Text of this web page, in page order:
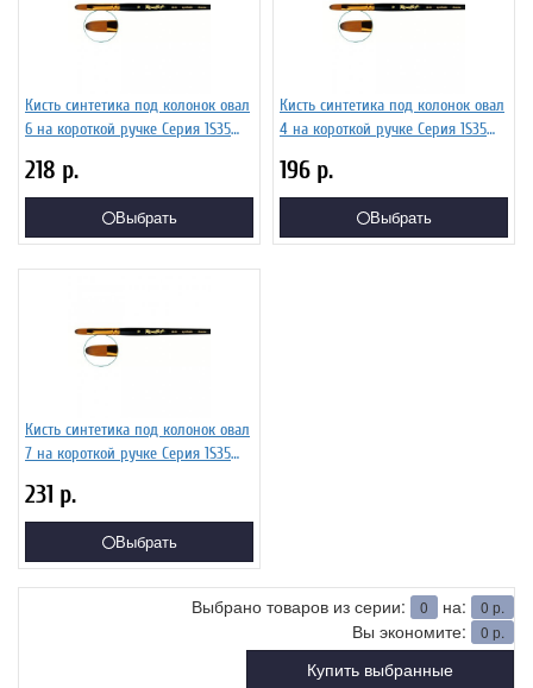
Кисть синтетика под колонок овал
6 на короткой ручке Серия 1S35
218 р.
Выбрать
Кисть синтетика под колонок овал
4 на короткой ручке Серия 1S35
196 р.
Выбрать
Кисть синтетика под колонок овал
7 на короткой ручке Серия 1S35
231 р.
Выбрать
Выбрано товаров из серии: 0 на: 0 р.
Вы экономите: 0 р.
Купить выбранные